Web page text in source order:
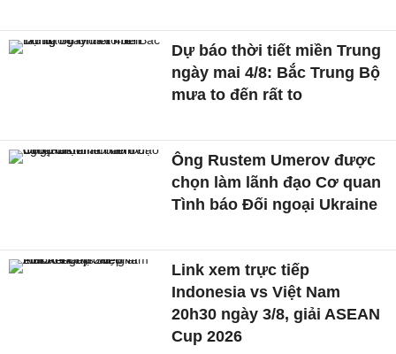
Dự báo thời tiết miền Trung
ngày mai 4/8: Bắc Trung Bộ
mưa to đến rất to
Ông Rustem Umerov được
chọn làm lãnh đạo Cơ quan
Tình báo Đối ngoại Ukraine
Link xem trực tiếp
Indonesia vs Việt Nam
20h30 ngày 3/8, giải ASEAN
Cup 2026